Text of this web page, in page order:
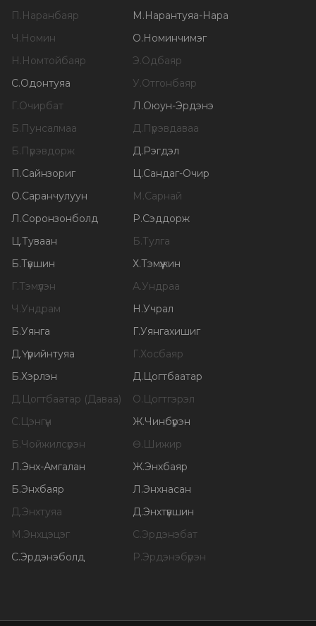
П.Наранбаяр М.Нарантуяа-Нара
Ч.Номин О.Номинчимэг
Н.Номтойбаяр Э.Одбаяр
С.Одонтуяа У.Отгонбаяр
Г.Очирбат Л.Оюун-Эрдэнэ
Б.Пунсалмаа Д.Пүрэвдаваа
Б.Пүрэвдорж Д.Рэгдэл
П.Сайнзориг Ц.Сандаг-Очир
О.Саранчулуун М.Сарнай
Л.Соронзонболд Р.Сэддорж
Ц.Туваан Б.Тулга
Б.Түвшин Х.Тэмүүжин
Г.Тэмүүлэн А.Ундраа
Ч.Ундрам Н.Учрал
Б.Уянга Г.Уянгахишиг
Д.Үүрийнтуяа Г.Хосбаяр
Б.Хэрлэн Д.Цогтбаатар
Д.Цогтбаатар (Даваа) О.Цогтгэрэл
С.Цэнгүүн Ж.Чинбүрэн
Б.Чойжилсүрэн Ө.Шижир
Л.Энх-Амгалан Ж.Энхбаяр
Б.Энхбаяр Л.Энхнасан
Д.Энхтуяа Д.Энхтүвшин
М.Энхцэцэг С.Эрдэнэбат
С.Эрдэнэболд Р.Эрдэнэбүрэн